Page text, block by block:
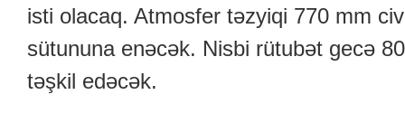
isti olacaq. Atmosfer təzyiqi 770 mm
sütununa enəcək. Nisbi rütubət gecə
təşkil edəcək.